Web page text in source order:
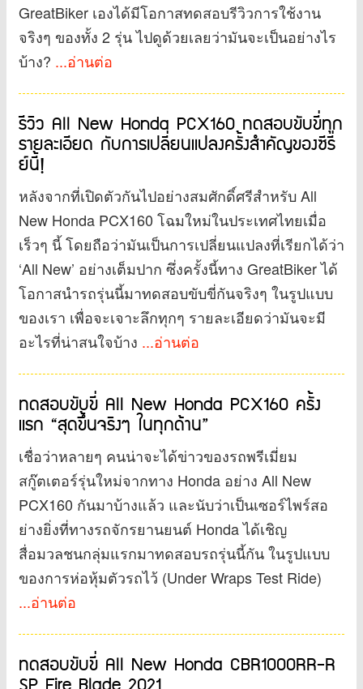
GreatBiker เองได้มีโอกาสทดสอบรีวิวการใช้งาน
จริงๆ ของทั้ง 2 รุ่น ไปดูด้วยเลยว่ามันจะเป็นอย่างไร
บ้าง? ...อ่านต่อ
รีวิว All New Honda PCX160 ทดสอบขับขี่ทุก
รายละเอียด กับการเปลี่ยนแปลงครั้งสำคัญของซีรี่
ย์นี้!
หลังจากที่เปิดตัวกันไปอย่างสมศักดิ์ศรีสำหรับ All
New Honda PCX160 โฉมใหม่ในประเทศไทยเมื่อ
เร็วๆ นี้ โดยถือว่ามันเป็นการเปลี่ยนแปลงที่เรียกได้ว่า
‘All New’ อย่างเต็มปาก ซึ่งครั้งนี้ทาง GreatBiker ได้
โอกาสนำรถรุ่นนี้มาทดสอบขับขี่กันจริงๆ ในรูปแบบ
ของเรา เพื่อจะเจาะลึกทุกๆ รายละเอียดว่ามันจะมี
อะไรที่น่าสนใจบ้าง ...อ่านต่อ
ทดสอบขับขี่ All New Honda PCX160 ครั้ง
แรก “สุดขึ้นจริงๆ ในทุกด้าน”
เชื่อว่าหลายๆ คนน่าจะได้ข่าวของรถพรีเมี่ยม
สกู๊ตเตอร์รุ่นใหม่จากทาง Honda อย่าง All New
PCX160 กันมาบ้างแล้ว และนับว่าเป็นเซอร์ไพร์สอ
ย่างยิ่งที่ทางรถจักรยานยนต์ Honda ได้เชิญ
สื่อมวลชนกลุ่มแรกมาทดสอบรถรุ่นนี้กัน ในรูปแบบ
ของการห่อหุ้มตัวรถไว้ (Under Wraps Test Ride)
...อ่านต่อ
ทดสอบขับขี่ All New Honda CBR1000RR-R